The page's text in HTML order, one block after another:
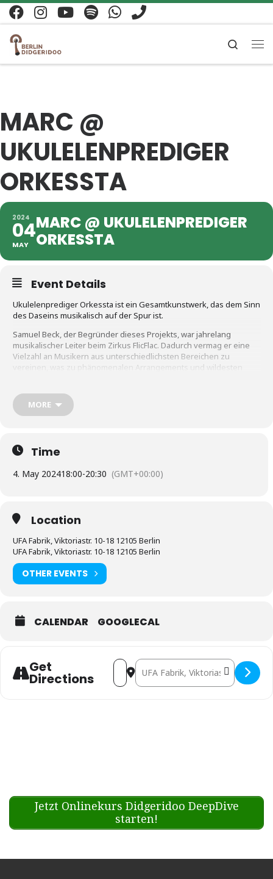
Zum Inhalt springen
Search
MARC @
UKULELENPREDIGER
ORKESSTA
2024
04
MAY
MARC @ UKULELENPREDIGER
ORKESSTA
Event Details
Ukulelenprediger Orkessta ist ein Gesamtkunstwerk, das dem Sinn
des Daseins musikalisch auf der Spur ist.
Samuel Beck, der Begründer dieses Projekts, war jahrelang
musikalischer Leiter beim Zirkus FlicFlac. Dadurch vermag er eine
Vielzahl an Musikern aus unterschiedlichsten Bereichen zu
vereinen, was zu phänomenalen Arrangements und wildesten
Komponist. Mit dem einzigartigen Ukulelenprediger-Sound
philosophiert er über die Alltäglichkeiten des Lebens und bleibt
– eine Inspiration für Geist und Hüfte!
Sa. 4. Mai 2024, 20:00 Uhr
Varieté Salon
https://www.facebook.com/events/1145160753589988
MORE
Time
4. May 202418:00-20:30 (GMT+00:00)
Location
UFA Fabrik, Viktoriastr. 10-18 12105 Berlin
UFA Fabrik, Viktoriastr. 10-18 12105 Berlin
OTHER EVENTS
CALENDAR GOOGLECAL
Get
Directions
Address - Marc @
Destination Address - Marc
Jetzt Onlinekurs Didgeridoo DeepDive
starten!